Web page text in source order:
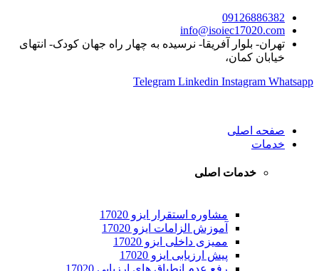
09126886382
info@isoiec17020.com
تهران- بلوار آفریقا- نرسیده به چهار راه جهان کودک- انتهای
خیابان کمان،
Telegram Linkedin Instagram Whatsapp
صفحه اصلی
خدمات
خدمات اصلی
مشاوره استقرار ایزو 17020
آموزش الزامات ایزو 17020
ممیزی داخلی ایزو 17020
پیش ارزیابی ایزو 17020
رفع عدم انطباق های ارزیابی 17020